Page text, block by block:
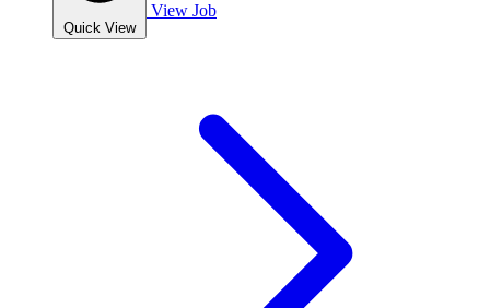
Quick View
View Job